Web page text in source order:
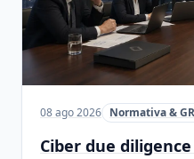
08 ago 2026 Normativa &
Ciber due